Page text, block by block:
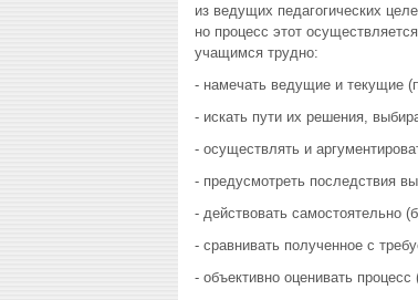
из ведущих педагогических
но процесс этот
учащимся трудно:
- намечать ведущие и текущие
- искать пути их решения,
- осуществлять и
- предусмотреть последствия
- действовать самостоятельно
- сравнивать полученное с
- объективно оценивать